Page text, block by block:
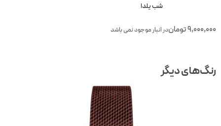
شب یلدا
توماندر انبار موجود نمی باشد
دیگر